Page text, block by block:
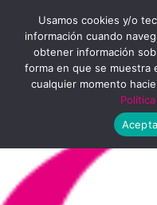
contenido
Usamos cookies y/o
información cuando
obtener información
forma en que se muestra
cualquier momento